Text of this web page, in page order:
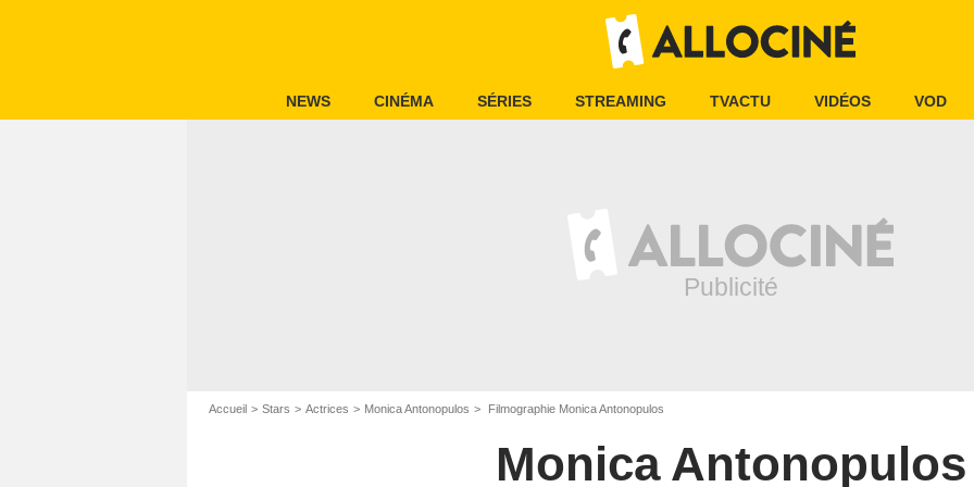
NEWS CINÉMA SÉRIES STREAMING TVACTU VIDÉOS VOD
Accueil Stars Actrices Monica Antonopulos Filmographie Monica Antonopulos
Monica Antonopulos